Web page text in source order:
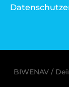
BIWENAV /